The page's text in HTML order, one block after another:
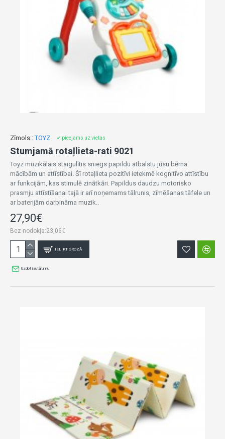
Zīmols:: TOYZ ✔ pieejams uz vietas
Stumjamā rotaļlieta-rati 9021
Toyz muzikālais staigulītis sniegs papildu atbalstu jūsu bērna
mācībām un attīstībai. Šī rotaļlieta pozitīvi ietekmē kognitīvo attīstību
ar funkcijām, kas stimulē zinātkāri. Papildus daudzu motorisko
prasmju attīstīšanai tajā ir arī noņemams tālrunis, zīmēšanas tāfele un
ar baterijām darbināma muzik..
27,90€
Bez nodokļa:23,06€
IELIKT GROZĀ
Uzdot jautājumu